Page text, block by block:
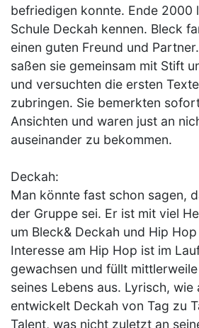
befriedigen konnte. Ende 2000
Schule Deckah kennen. Bleck
einen guten Freund und
saßen sie gemeinsam mit Stift
und versuchten die ersten
zubringen. Sie bemerkten
Ansichten und waren just an
auseinander zu bekommen.
Deckah:
Man könnte fast schon sagen,
der Gruppe sei. Er ist mit viel
um Bleck& Deckah und Hip
Interesse am Hip Hop ist im
gewachsen und füllt
seines Lebens aus. Lyrisch,
entwickelt Deckah von Tag zu
Talent, was nicht zuletzt an